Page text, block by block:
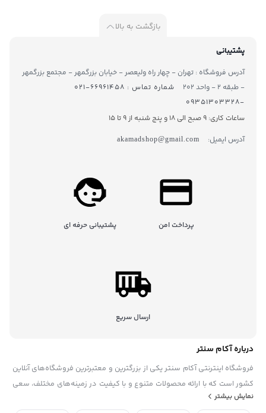
بازگشت به بالا
پشتیبانی
آدرس فروشگاه : تهران - چهار راه ولیعصر - خیابان بزرگمهر - مجتمع بزرگمهر
- طبقه ۲ - واحد ۲۰۲
شماره تماس : ۶۶۹۶۱۴۵۸-۰۲۱
-۰۹۳۵۱۳۰۳۳۲۸
ساعات کاری: 9 صبح الی 18 و پنج شنبه از 9 تا ۱5
آدرس ایمیل:
akamadshop@gmail.com
پرداخت امن پشتیبانی حرفه ای
ارسال سریع
درباره آکام سنتر
فروشگاه اینترنتی آکام سنتر یکی از بزرگترین و معتبرترین فروشگاه‌های آنلاین
کشور است که با ارائه محصولات متنوع و با کیفیت در زمینه‌های مختلف، سعی
نمایش بیشتر